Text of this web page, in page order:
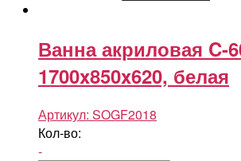
Ванна акриловая C-
1700x850x620, белая
Артикул: SOGF2018
Кол-во:
-